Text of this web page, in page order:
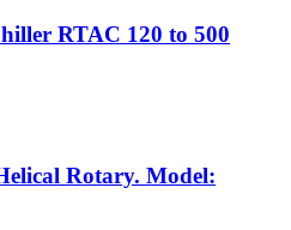
RTAC 120 to 500
Rotary. Model: